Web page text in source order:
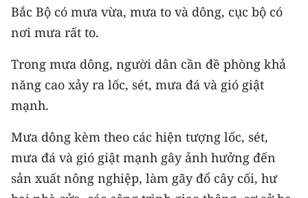
Trung du và miền núi phía Bắc
Bắc Trung Bộ
Duyên hải Nam Trung Bộ và Tây
Đông Nam Bộ
Đồng bằng sông Cửu Long
Bắc Bộ có mưa vừa, mưa to và dông, cục bộ có
nơi mưa rất to.
Trong mưa dông, người dân cần đề phòng khả
năng cao xảy ra lốc, sét, mưa đá và gió giật
mạnh.
Mưa dông kèm theo các hiện tượng lốc, sét,
mưa đá và gió giật mạnh gây ảnh hưởng đến
sản xuất nông nghiệp, làm gãy đổ cây cối, hư